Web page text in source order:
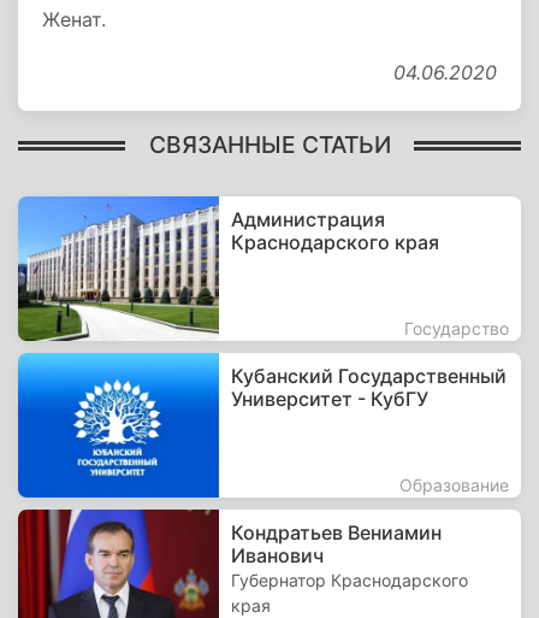
Женат.
04.06.2020
СВЯЗАННЫЕ СТАТЬИ
Администрация
Краснодарского края
Государство
Кубанский Государственный
Университет - КубГУ
Образование
Кондратьев Вениамин
Иванович
Губернатор Краснодарского
края